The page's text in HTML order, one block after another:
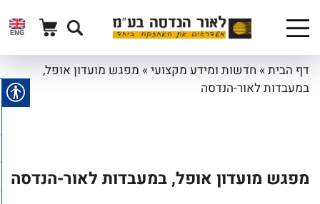
ENG
דף הבית » חדשות ומידע מקצועי » מפגש מועדון אופל,
במעבדות לאור-הנדסה
מפגש מועדון אופל, במעבדות לאור-הנדסה